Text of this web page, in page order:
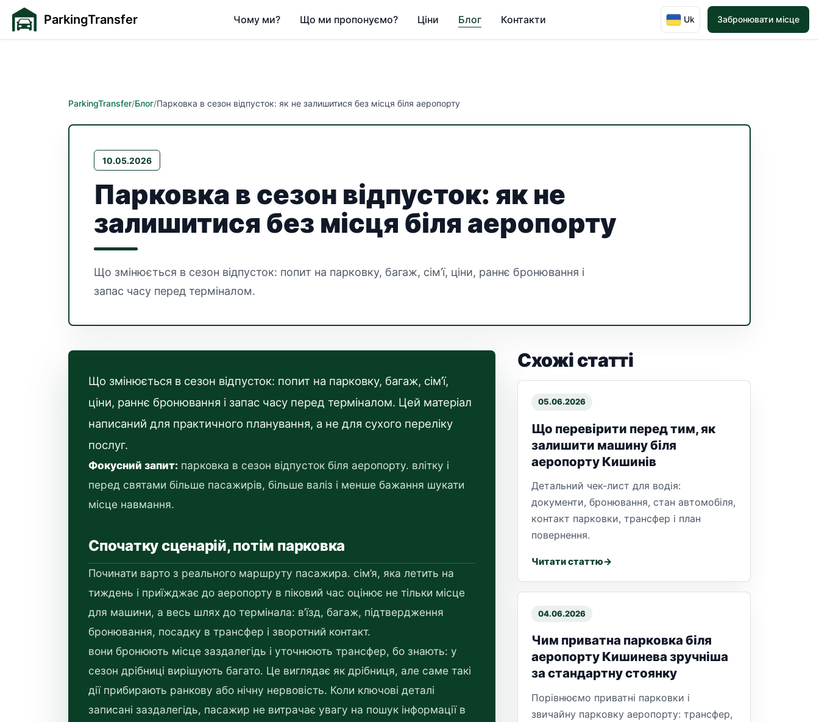
ParkingTransfer Uk Забронювати місце
Чому ми? Що ми пропонуємо? Ціни Блог Контакти
ParkingTransfer/Блог/Парковка в сезон відпусток: як не залишитися без місця біля аеропорту
10.05.2026
Парковка в сезон відпусток: як не
залишитися без місця біля аеропорту
Що змінюється в сезон відпусток: попит на парковку, багаж, сім’ї, ціни, раннє бронювання і
запас часу перед терміналом.
Що змінюється в сезон відпусток: попит на парковку, багаж, сім’ї,
ціни, раннє бронювання і запас часу перед терміналом. Цей матеріал
написаний для практичного планування, а не для сухого переліку
послуг.
Фокусний запит: парковка в сезон відпусток біля аеропорту. влітку і
перед святами більше пасажирів, більше валіз і менше бажання шукати
місце навмання.
Спочатку сценарій, потім парковка
Починати варто з реального маршруту пасажира. сім’я, яка летить на
тиждень і приїжджає до аеропорту в піковий час оцінює не тільки місце
для машини, а весь шлях до термінала: в’їзд, багаж, підтвердження
бронювання, посадку в трансфер і зворотний контакт.
вони бронюють місце заздалегідь і уточнюють трансфер, бо знають: у
сезон дрібниці вирішують багато. Це виглядає як дрібниця, але саме такі
дії прибирають ранкову або нічну нервовість. Коли ключові деталі
записані заздалегідь, пасажир не витрачає увагу на пошук інформації в
Схожі статті
05.06.2026
Що перевірити перед тим, як
залишити машину біля
аеропорту Кишинів
Детальний чек-лист для водія:
документи, бронювання, стан автомобіля,
контакт парковки, трансфер і план
повернення.
Читати статтю
04.06.2026
Чим приватна парковка біля
аеропорту Кишинева зручніша
за стандартну стоянку
Порівнюємо приватні парковки і
звичайну парковку аеропорту: трансфер,